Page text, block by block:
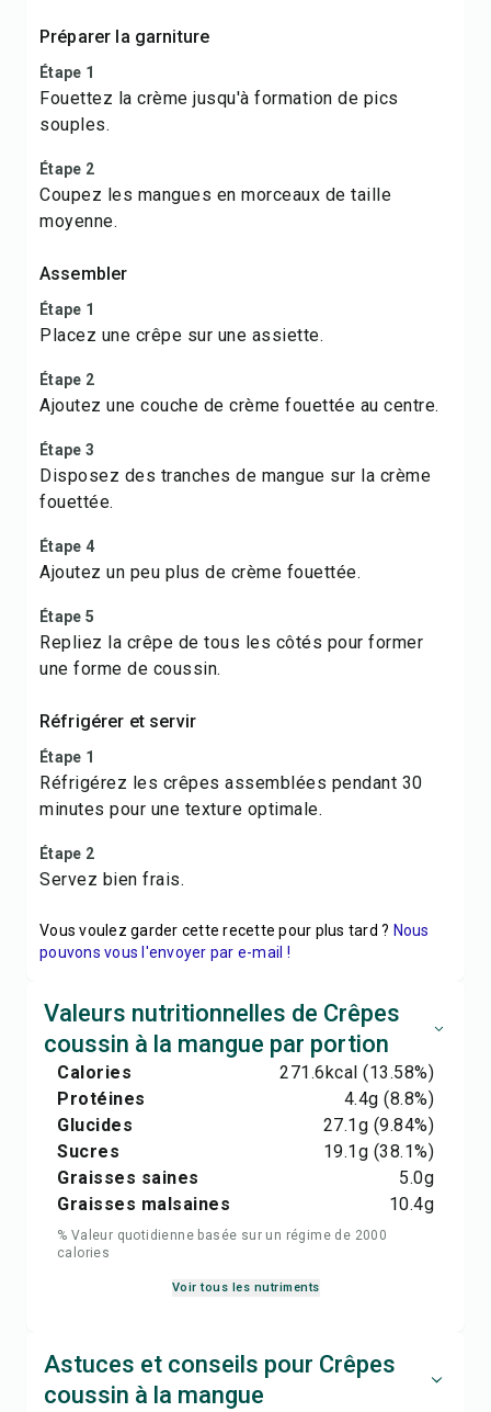
Préparer la garniture
Étape 1
Fouettez la crème jusqu'à formation de pics
souples.
Étape 2
Coupez les mangues en morceaux de taille
moyenne.
Assembler
Étape 1
Placez une crêpe sur une assiette.
Étape 2
Ajoutez une couche de crème fouettée au centre.
Étape 3
Disposez des tranches de mangue sur la crème
fouettée.
Étape 4
Ajoutez un peu plus de crème fouettée.
Étape 5
Repliez la crêpe de tous les côtés pour former
une forme de coussin.
Réfrigérer et servir
Étape 1
Réfrigérez les crêpes assemblées pendant 30
minutes pour une texture optimale.
Étape 2
Servez bien frais.
Vous voulez garder cette recette pour plus tard ? Nous
pouvons vous l'envoyer par e-mail !
Valeurs nutritionnelles de Crêpes
coussin à la mangue par portion
Calories 271.6kcal (13.58%)
Protéines
4.4g (8.8%)
Glucides
27.1g (9.84%)
Sucres
19.1g (38.1%)
Graisses saines
5.0g
Graisses malsaines
10.4g
% Valeur quotidienne basée sur un régime de 2000
calories
Voir tous les nutriments
Astuces et conseils pour Crêpes
coussin à la mangue